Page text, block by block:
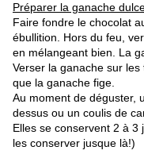
Préparer la ganache
Faire fondre le chocolat
ébullition. Hors du feu,
en mélangeant bien. La
Verser la ganache sur
que la ganache fige.
Au moment de déguster,
dessus ou un coulis de
Elles se conservent 2 à
les conserver jusque là!)